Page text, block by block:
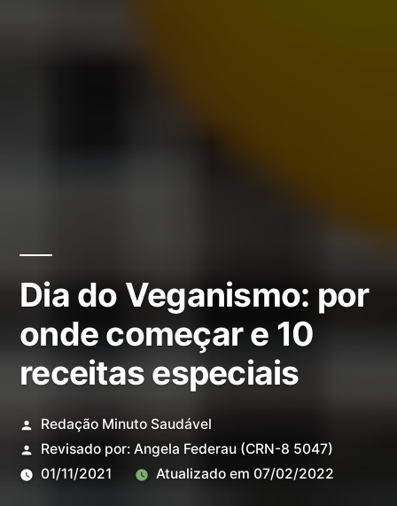
Dia do Veganismo: por
onde começar e 10
receitas especiais
Redação Minuto Saudável
Revisado por: Angela Federau(CRN-8 5047)
01/11/2021
Atualizado em 07/02/2022